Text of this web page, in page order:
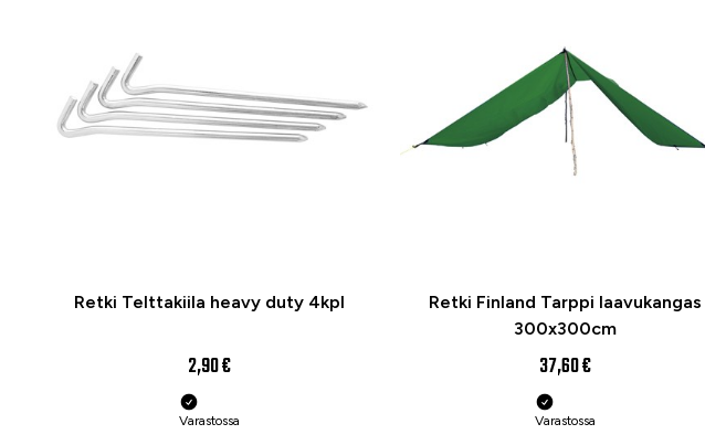
Retki Telttakiila heavy duty 4kpl
2,90 €
Varastossa
Retki Finland Tarppi laavukangas
300x300cm
37,60 €
Varastossa